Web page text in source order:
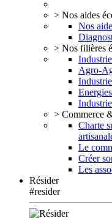
> Nos aides
Nos
> Nos filières
Agro-
> Commerce
Charte
Le
Créer
Les
Résider
#resider